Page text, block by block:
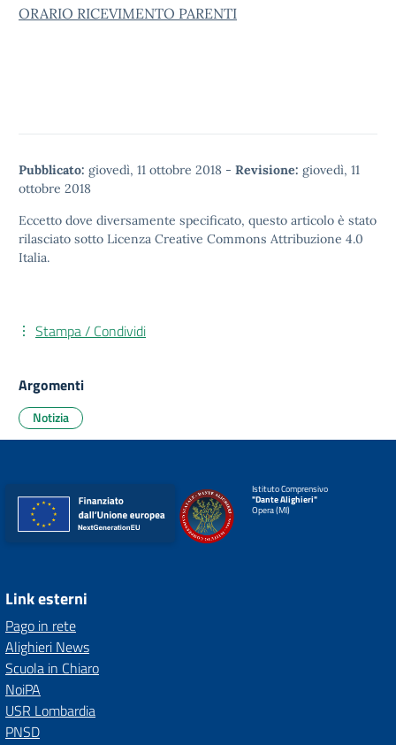
ORARIO RICEVIMENTO PARENTI
Pubblicato: giovedì, 11 ottobre 2018 - Revisione: giovedì, 11
ottobre 2018
Eccetto dove diversamente specificato, questo articolo è stato
rilasciato sotto Licenza Creative Commons Attribuzione 4.0
Italia.
Stampa / Condividi
Argomenti
Notizia
Istituto Comprensivo
"Dante Alighieri"
Opera (MI)
Link esterni
Pago in rete
Alighieri News
Scuola in Chiaro
NoiPA
USR Lombardia
PNSD